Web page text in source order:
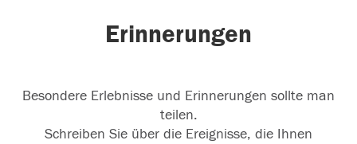
Erinnerungen
Besondere Erlebnisse und Erinnerungen sollte man
teilen.
Schreiben Sie über die Ereignisse, die Ihnen